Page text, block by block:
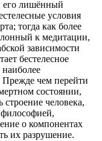
его лишённый
условия
тогда как более
к медитации,
зависимости
бестелесное
чем перейти
состоянии,
строение человека,
философией,
о компонентах
их разрушение.